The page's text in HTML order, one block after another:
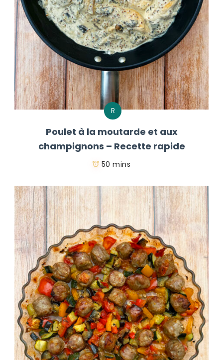
R
Poulet à la moutarde et aux
champignons – Recette rapide
50 mins